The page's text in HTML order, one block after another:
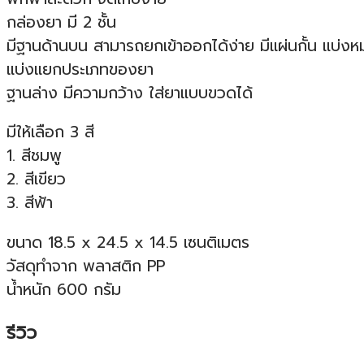
กล่องยา มี 2 ชั้น
มีฐานด้านบน สามารถยกเข้าออกได้ง่าย มีแผ่นกั้น แบ่ง
แบ่งแยกประเภทของยา
ฐานล่าง มีความกว้าง ใส่ยาแบบขวดได้
มีให้เลือก 3 สี
1. สีชมพู
2. สีเขียว
3. สีฟ้า
ขนาด 18.5 x 24.5 x 14.5 เซนติเมตร
วัสดุทำจาก พลาสติก PP
น้ำหนัก 600 กรัม
รีวิว